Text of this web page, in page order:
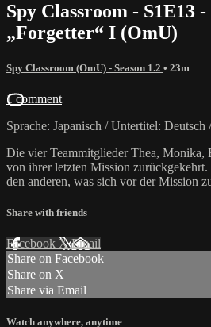
Spy Classroom - S1E13
„Forgetter“ I (OmU)
Spy Classroom (OmU) - Season 1.2 • 23m
1 comment
Sprache: Japanisch / Untertitel:
Die vier Teammitglieder Thea, Monika,
von ihrer letzten Mission
den anderen, was sich vor der Mission
Share with friends
Facebook XEmail
Share on Facebook
Share on X
Share via Email
Watch anywhere, anytime